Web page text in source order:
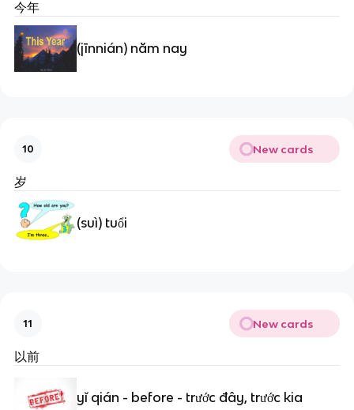
今年
(jīnnián) năm nay
10 New cards
岁
(suì) tuổi
11 New cards
以前
yǐ qián - before - trước đây, trước kia